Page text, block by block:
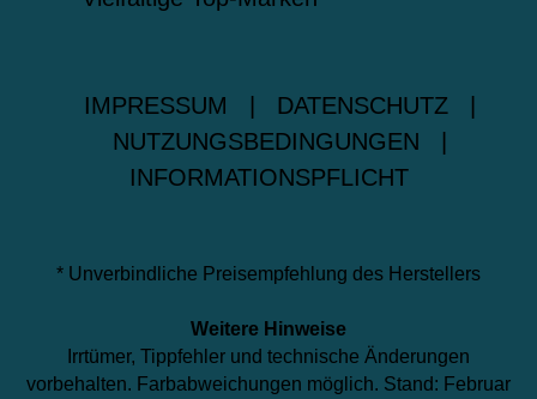
IMPRESSUM DATENSCHUTZ
NUTZUNGSBEDINGUNGEN
INFORMATIONSPFLICHT
* Unverbindliche Preisempfehlung des Herstellers
Weitere Hinweise
Irrtümer, Tippfehler und technische Änderungen
vorbehalten. Farbabweichungen möglich. Stand: Februar